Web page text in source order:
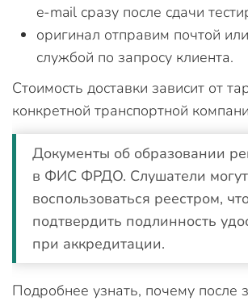
e-mail сразу после сдачи
оригинал отправим почтой
службой по запросу клиента.
Стоимость доставки зависит от
конкретной транспортной
Документы об образовании
в ФИС ФРДО. Слушатели могут
воспользоваться реестром,
подтвердить подлинность
при аккредитации.
Подробнее узнать, почему после